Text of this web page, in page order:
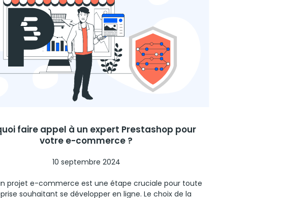
faire appel à un expert Prestashop pour
votre e-commerce ?
10 septembre 2024
projet e-commerce est une étape cruciale pour toute
souhaitant se développer en ligne. Le choix de la